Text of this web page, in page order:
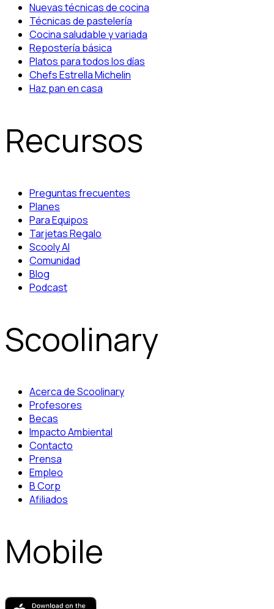
Nuevas técnicas de cocina
Técnicas de pastelería
Cocina saludable y variada
Repostería básica
Platos para todos los días
Chefs Estrella Michelin
Haz pan en casa
Recursos
Preguntas frecuentes
Planes
Para Equipos
Tarjetas Regalo
Scooly AI
Comunidad
Blog
Podcast
Scoolinary
Acerca de Scoolinary
Profesores
Becas
Impacto Ambiental
Contacto
Prensa
Empleo
B Corp
Afiliados
Mobile